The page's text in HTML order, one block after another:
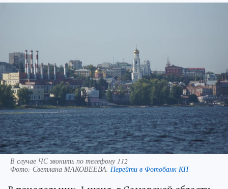
В случае ЧС звонить по телефону 112
Фото: Светлана МАКОВЕЕВА. Перейти в Фотобанк КП